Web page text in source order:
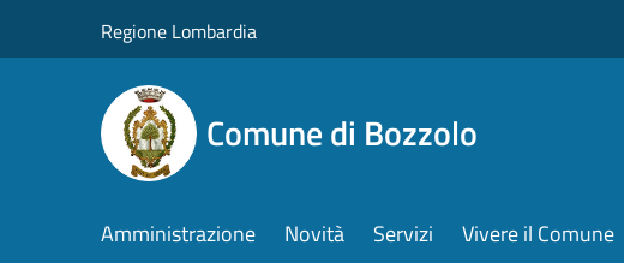
Regione Lombardia
Comune di Bozzolo
Amministrazione Novità Servizi Vivere il Comune